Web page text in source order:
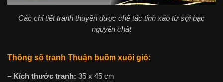
Các chi tiết tranh thuyền được chế tác tinh xảo từ sợi bạc
nguyên chất
Thông số tranh Thuận buồm xuôi gió:
– Kích thước tranh: 35 x 45 cm